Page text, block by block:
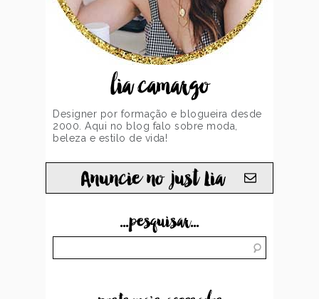
lia camargo
Designer por formação e blogueira desde
2000. Aqui no blog falo sobre moda,
beleza e estilo de vida!
Anuncie no just Lia
...pesquisar...